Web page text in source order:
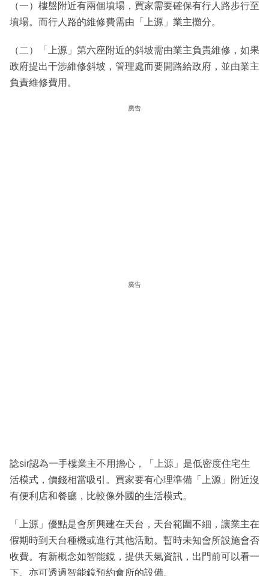
（一）樓盤附近有兩個墳場，買家需要確保有行人路步行至
墳場。而行人路的維修費需由「上源」業主攤分。
（二）「上源」第六座附近的斜坡需由業主負責維修，如果
政府提出干涉維修斜坡，管理處而要開路給政府，並由業主
負責維修費用。
廣告
廣告
諗sir認為一手樓業主不用擔心，「上源」是低密度住宅生
活模式，價錢相當吸引。買家要有心理準備「上源」附近沒
有便利店和餐廳，比較像外國的生活模式。
「上源」優點是會所興建在天台，天台範圍不細，讓業主在
假期時到天台種機或進行其他活動。暫時未知會所設施會否
收費。有新概念如智能鏡，提供天氣資訊，出門前可以看一
下。亦可透過智能鏡預約會所的設備。